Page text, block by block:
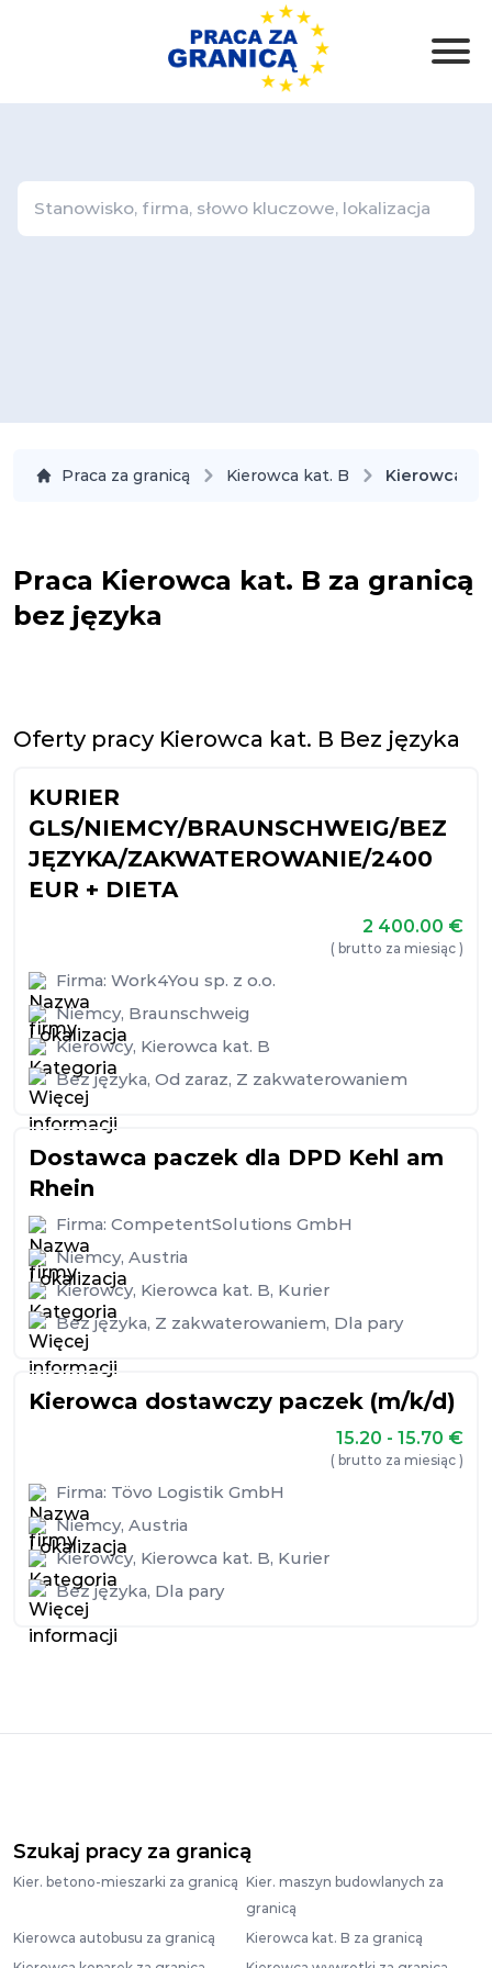
Praca za granicą Kierowca kat. B Kierowca
Praca Kierowca kat. B za granicą
bez języka
Oferty pracy Kierowca kat. B Bez języka
KURIER
GLS/NIEMCY/BRAUNSCHWEIG/BEZ
JĘZYKA/ZAKWATEROWANIE/2400
EUR + DIETA
2 400.00 €
( brutto za miesiąc )
Firma: Work4You sp. z o.o.
Niemcy, Braunschweig
Kierowcy, Kierowca kat. B
Bez języka, Od zaraz, Z zakwaterowaniem
Dostawca paczek dla DPD Kehl am
Rhein
Firma: CompetentSolutions GmbH
Niemcy, Austria
Kierowcy, Kierowca kat. B, Kurier
Bez języka, Z zakwaterowaniem, Dla pary
Kierowca dostawczy paczek (m/k/d)
15.20 - 15.70 €
( brutto za miesiąc )
Firma: Tövo Logistik GmbH
Niemcy, Austria
Kierowcy, Kierowca kat. B, Kurier
Bez języka, Dla pary
Szukaj pracy za granicą
Kier. betono-mieszarki za granicą Kier. maszyn budowlanych za
granicą
Kierowca autobusu za granicą
Kierowca kat. B za granicą